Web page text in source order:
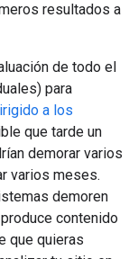
resultados a
de todo el
para
a los
que tarde un
demorar varios
varios meses.
demoren
contenido
que quieras